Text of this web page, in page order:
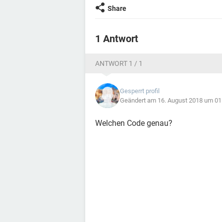
Share
1 Antwort
ANTWORT 1 / 1
Gesperrt profil
Geändert am 16. August 2018 um
Welchen Code genau?